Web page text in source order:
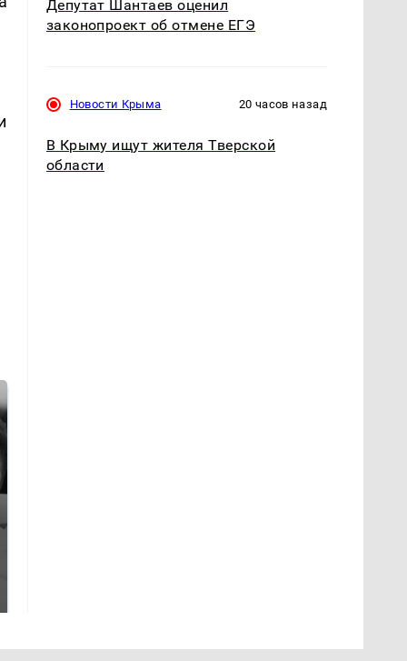
Депутат Шантаев оценил
законопроект об отмене ЕГЭ
Новости Крыма 20 часов назад
В Крыму ищут жителя Тверской
области